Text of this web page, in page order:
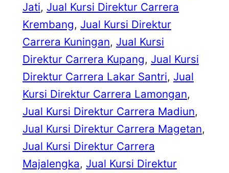
Jati, Jual Kursi Direktur Carrera
Krembang, Jual Kursi Direktur
Carrera Kuningan, Jual Kursi
Direktur Carrera Kupang, Jual Kursi
Direktur Carrera Lakar Santri, Jual
Kursi Direktur Carrera Lamongan
Jual Kursi Direktur Carrera Madiun
Jual Kursi Direktur Carrera Magetan
Jual Kursi Direktur Carrera
Majalengka, Jual Kursi Direktur